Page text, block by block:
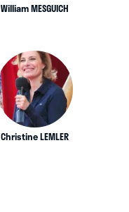
William MESGUICH
Christine LEMLER